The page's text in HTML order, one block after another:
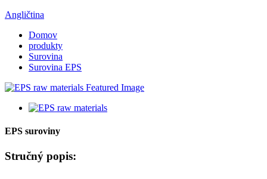
Angličtina
Domov
produkty
Surovina
Surovina EPS
EPS suroviny
Stručný popis: